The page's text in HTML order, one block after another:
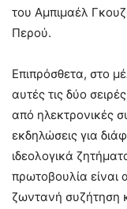
του Αμπιμαέλ
Περού.
Επιπρόσθετα, στο
αυτές τις δύο
από ηλεκτρονικές
εκδηλώσεις για
ιδεολογικά
πρωτοβουλία είναι
ζωντανή συζήτηση